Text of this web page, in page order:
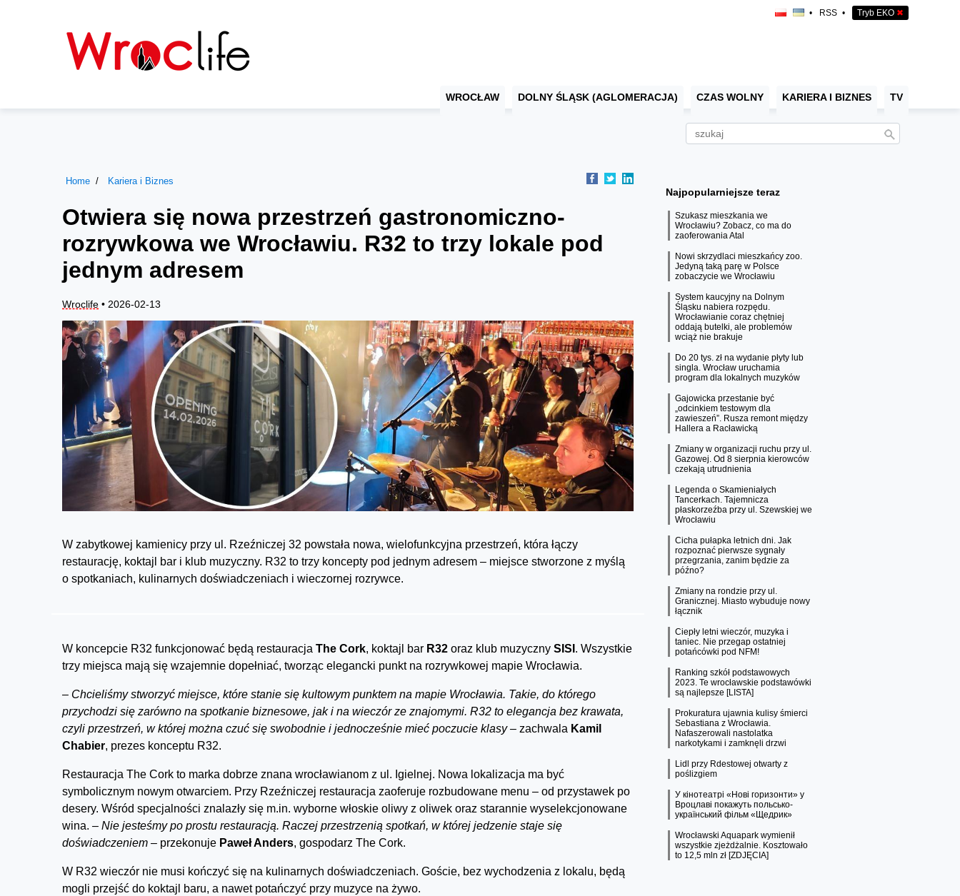
• RSS • Tryb EKO ✖
WROCŁAW DOLNY ŚLĄSK (AGLOMERACJA) CZAS WOLNY KARIERA I BIZNES TV
Home Kariera i Biznes
Otwiera się nowa przestrzeń gastronomiczno-
rozrywkowa we Wrocławiu. R32 to trzy lokale pod
jednym adresem
Wroclife • 2026-02-13
W zabytkowej kamienicy przy ul. Rzeźniczej 32 powstała nowa, wielofunkcyjna przestrzeń, która łączy
restaurację, koktajl bar i klub muzyczny. R32 to trzy koncepty pod jednym adresem – miejsce stworzone z myślą
o spotkaniach, kulinarnych doświadczeniach i wieczornej rozrywce.
W koncepcie R32 funkcjonować będą restauracja The Cork, koktajl bar R32 oraz klub muzyczny SISI . Wszystkie
trzy miejsca mają się wzajemnie dopełniać, tworząc elegancki punkt na rozrywkowej mapie Wrocławia.
– Chcieliśmy stworzyć miejsce, które stanie się kultowym punktem na mapie Wrocławia. Takie, do którego
przychodzi się zarówno na spotkanie biznesowe, jak i na wieczór ze znajomymi. R32 to elegancja bez krawata,
czyli przestrzeń, w której można czuć się swobodnie i jednocześnie mieć poczucie klasy – zachwala Kamil
Chabier, prezes konceptu R32.
Restauracja The Cork to marka dobrze znana wrocławianom z ul. Igielnej. Nowa lokalizacja ma być
symbolicznym nowym otwarciem. Przy Rzeźniczej restauracja zaoferuje rozbudowane menu – od przystawek po
desery. Wśród specjalności znalazły się m.in. wyborne włoskie oliwy z oliwek oraz starannie wyselekcjonowane
wina. – Nie jesteśmy po prostu restauracją. Raczej przestrzenią spotkań, w której jedzenie staje się
doświadczeniem – przekonuje Paweł Anders, gospodarz The Cork.
W R32 wieczór nie musi kończyć się na kulinarnych doświadczeniach. Goście, bez wychodzenia z lokalu, będą
mogli przejść do koktajl baru, a nawet potańczyć przy muzyce na żywo.
Najpopularniejsze teraz
Szukasz mieszkania we
Wrocławiu? Zobacz, co ma do
zaoferowania Atal
Nowi skrzydlaci mieszkańcy zoo.
Jedyną taką parę w Polsce
zobaczycie we Wrocławiu
System kaucyjny na Dolnym
Śląsku nabiera rozpędu.
Wrocławianie coraz chętniej
oddają butelki, ale problemów
wciąż nie brakuje
Do 20 tys. zł na wydanie płyty lub
singla. Wrocław uruchamia
program dla lokalnych muzyków
Gajowicka przestanie być
„odcinkiem testowym dla
zawieszeń”. Rusza remont między
Hallera a Racławicką
Zmiany w organizacji ruchu przy ul.
Gazowej. Od 8 sierpnia kierowców
czekają utrudnienia
Legenda o Skamieniałych
Tancerkach. Tajemnicza
płaskorzeźba przy ul. Szewskiej we
Wrocławiu
Cicha pułapka letnich dni. Jak
rozpoznać pierwsze sygnały
przegrzania, zanim będzie za
późno?
Zmiany na rondzie przy ul.
Granicznej. Miasto wybuduje nowy
łącznik
Ciepły letni wieczór, muzyka i
taniec. Nie przegap ostatniej
potańcówki pod NFM!
Ranking szkół podstawowych
2023. Te wrocławskie podstawówki
są najlepsze [LISTA]
Prokuratura ujawnia kulisy śmierci
Sebastiana z Wrocławia.
Nafaszerowali nastolatka
narkotykami i zamknęli drzwi
Lidl przy Rdestowej otwarty z
poślizgiem
У кінотеатрі «Нові горизонти» у
Вроцлаві покажуть польсько-
український фільм «Щедрик»
Wrocławski Aquapark wymienił
wszystkie zjeżdżalnie. Kosztowało
to 12,5 mln zł [ZDJĘCIA]